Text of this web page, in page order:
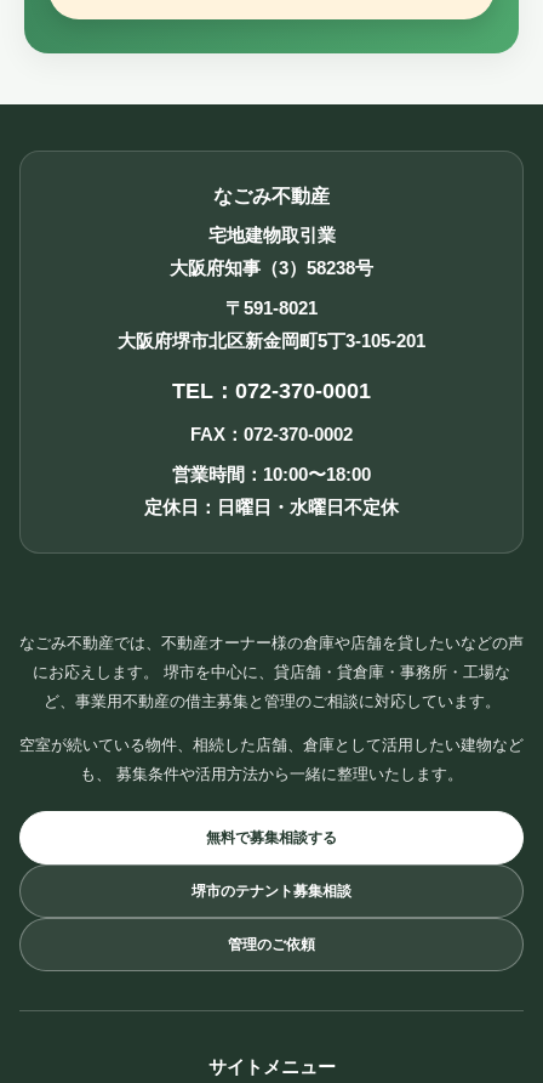
なごみ不動産
宅地建物取引業
大阪府知事（3）58238号
〒591-8021
大阪府堺市北区新金岡町5丁3-105-201
TEL：072-370-0001
FAX：072-370-0002
営業時間：10:00〜18:00
定休日：日曜日・水曜日不定休
なごみ不動産では、不動産オーナー様の倉庫や店舗を貸したいなどの声
にお応えします。 堺市を中心に、貸店舗・貸倉庫・事務所・工場な
ど、事業用不動産の借主募集と管理のご相談に対応しています。
空室が続いている物件、相続した店舗、倉庫として活用したい建物など
も、 募集条件や活用方法から一緒に整理いたします。
無料で募集相談する
堺市のテナント募集相談
管理のご依頼
サイトメニュー